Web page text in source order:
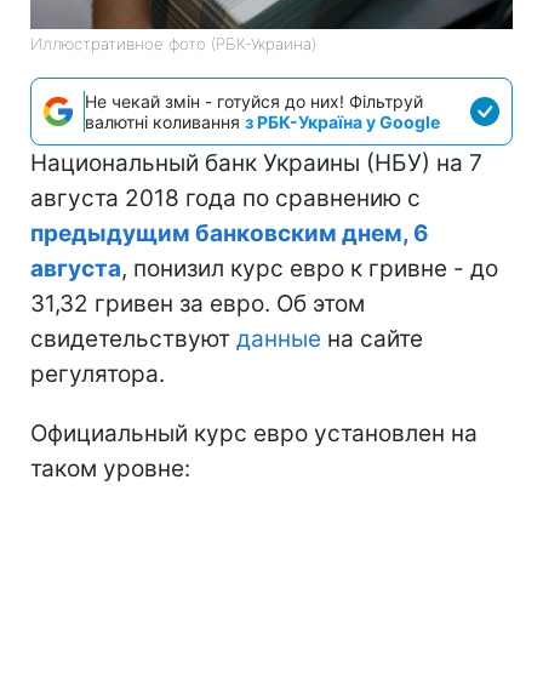
Иллюстративное фото (РБК-Украина)
Не чекай змін - готуйся до них! Фільтруй
валютні коливання з РБК-Україна у Google
Национальный банк Украины (НБУ) на 7
августа 2018 года по сравнению с
предыдущим банковским днем, 6
августа, понизил курс евро к гривне - до
31,32 гривен за евро. Об этом
свидетельствуют данные на сайте
регулятора.
Официальный курс евро установлен на
таком уровне: